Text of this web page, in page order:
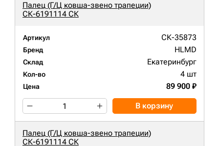
Палец (Г/Ц ковша-звено трапеции)
СК-6191114 СК
Артикул СК-35873
Бренд HLMD
Склад Екатеринбург
Кол-во 4 шт
Цена 89 900 ₽
В корзину
Палец (Г/Ц ковша-звено трапеции)
СК-6191114 СК